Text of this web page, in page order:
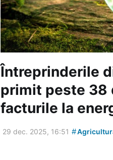
Întreprinderile
primit peste 38
facturile la
29 dec. 2025, 16:51 #